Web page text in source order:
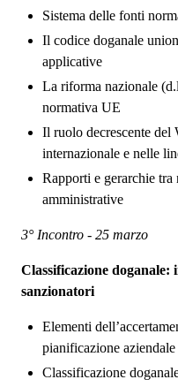
Sistema delle fonti
Il codice doganale
applicative
La riforma nazionale
normativa UE
Il ruolo decrescente del
internazionale e nelle
Rapporti e gerarchie
amministrative
3° Incontro - 25 marzo
Classificazione
sanzionatori
Elementi
pianificazione aziendale
Classificazione